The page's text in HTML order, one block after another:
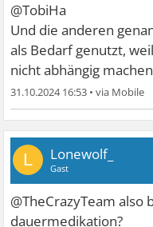
@TobiHa
Und die anderen
als Bedarf genutzt,
nicht abhängig
31.10.2024 16:53 •
L Lonewolf_
Gast
@TheCrazyTeam also
dauermedikation?